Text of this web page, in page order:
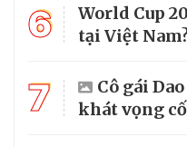
6
World Cup
tại Việt
7
Cô gái
khát vọng